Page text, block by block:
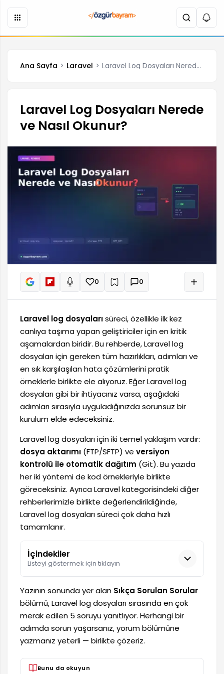
Ana Sayfa Laravel Laravel Log Dosyaları Nerede ve Nasıl Okunur?
Laravel Log Dosyaları Nerede
ve Nasıl Okunur?
Sesli oku0 + 0
Laravel log dosyalarısüreci, özellikle ilk kez
canlıya taşıma yapan geliştiriciler için en kritik
aşamalardan biridir. Bu rehberde, Laravel log
dosyaları için gereken tüm hazırlıkları, adımları ve
en sık karşılaşılan hata çözümlerini pratik
örneklerle birlikte ele alıyoruz. Eğer Laravel log
dosyaları gibi bir ihtiyacınız varsa, aşağıdaki
adımları sırasıyla uyguladığınızda sorunsuz bir
kurulum elde edeceksiniz.
Laravel log dosyaları için iki temel yaklaşım vardır:
dosya aktarımı (FTP/SFTP) ve versiyon
kontrolü ile otomatik dağıtım (Git). Bu yazıda
her iki yöntemi de kod örnekleriyle birlikte
göreceksiniz. Ayrıca Laravel kategorisindeki diğer
rehberlerimizle birlikte değerlendirildiğinde,
Laravel log dosyaları süreci çok daha hızlı
tamamlanır.
İçindekiler
Listeyi göstermek için tıklayın
Yazının sonunda yer alan Sıkça Sorulan Sorular
bölümü, Laravel log dosyaları sırasında en çok
merak edilen 5 soruyu yanıtlıyor. Herhangi bir
adımda sorun yaşarsanız, yorum bölümüne
yazmanız yeterli — birlikte çözeriz.
Bunu da okuyun